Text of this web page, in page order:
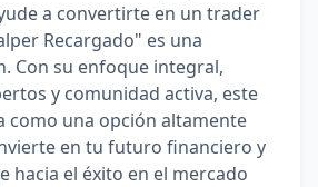
a convertirte en un trader
Recargado" es una
Con su enfoque integral,
y comunidad activa, este
como una opción altamente
en tu futuro financiero y
hacia el éxito en el mercado